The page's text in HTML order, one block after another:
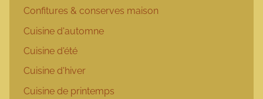
Confitures & conserves maison
Cuisine d'automne
Cuisine d'été
Cuisine d'hiver
Cuisine de printemps